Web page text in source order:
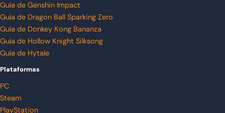
Guía de Genshin Impact
Guía de Dragon Ball Sparking Zero
Guía de Donkey Kong Bananza
Guía de Hollow Knight Silksong
Guía de Hytale
Plataformas
PC
Steam
PlayStation